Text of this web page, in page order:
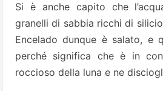
Si è anche capito che
granelli di sabbia ricchi di
Encelado dunque è salato, e
perché significa che è in
roccioso della luna e ne